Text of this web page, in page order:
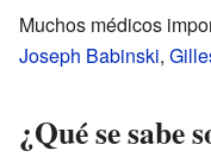
Muchos médicos
Joseph Babinski,
¿Qué se sabe